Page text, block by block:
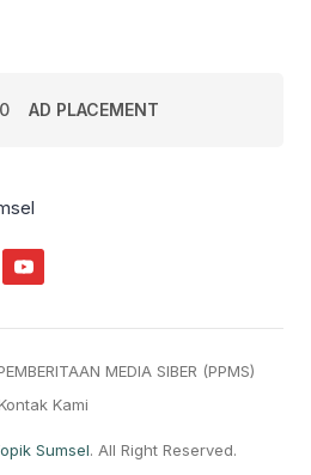
AD PLACEMENT
MEDIA SIBER (PPMS)
Kami
Sumsel. All Right Reserved.